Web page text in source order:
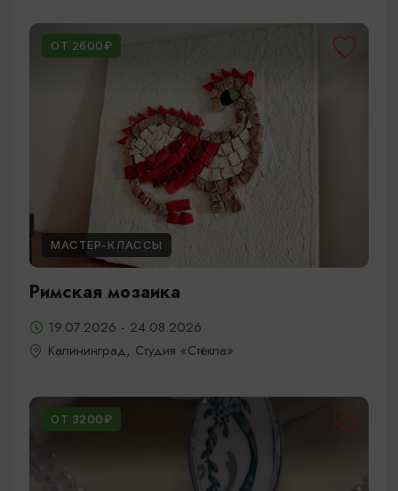
ОТ 2600₽
МАСТЕР-КЛАССЫ
Римская мозаика
19.07.2026 - 24.08.2026
Калининград, Студия «Стёкла»
ОТ 3200₽